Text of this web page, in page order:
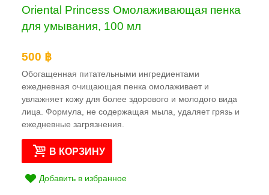
Oriental Princess Омолаживающая пенка
для умывания, 100 мл
500 ฿
Обогащенная питательными ингредиентами
ежедневная очищающая пенка омолаживает и
увлажняет кожу для более здорового и молодого вида
лица. Формула, не содержащая мыла, удаляет грязь и
ежедневные загрязнения.
В КОРЗИНУ
Добавить в избранное